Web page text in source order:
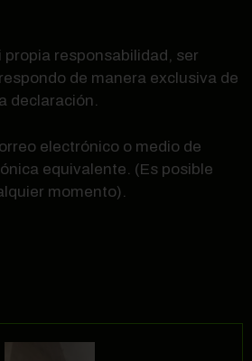
propia responsabilidad, ser
de manera exclusiva de
declaración.
electrónico o medio de
equivalente. (Es posible
momento).